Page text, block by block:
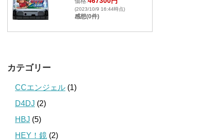
(2023/10/9 16:44時点)
感想(0件)
カテゴリー
CCエンジェル (1)
D4DJ (2)
HBJ (5)
HEY！鏡 (2)